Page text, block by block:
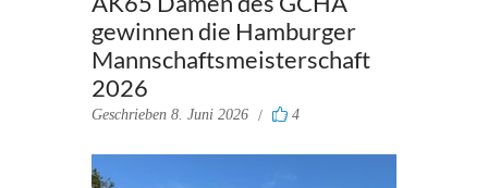
gewinnen die Hamburger
Mannschaftsmeisterschaft
2026
Geschrieben 8. Juni 2026 4